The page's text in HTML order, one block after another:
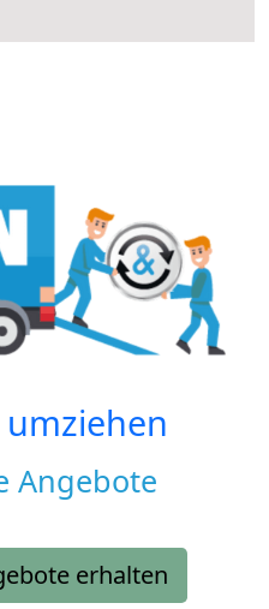
Angebote
erhalten